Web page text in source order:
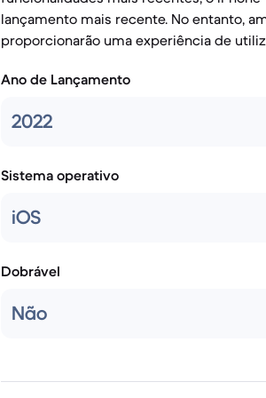
lançamento mais recente. No entanto,
proporcionarão uma experiência de
Ano de Lançamento
2022
Sistema operativo
iOS
Dobrável
Não